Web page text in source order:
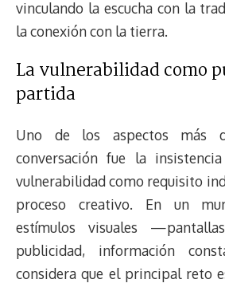
vinculando la escucha con la
la conexión con la tierra.
La vulnerabilidad como
partida
Uno de los aspectos más
conversación fue la
vulnerabilidad como requisito
proceso creativo. En un
estímulos visuales
publicidad, información
considera que el principal reto